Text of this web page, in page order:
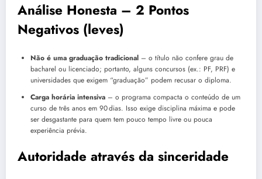
Análise Honesta – 2 Pontos
Negativos (leves)
Não é uma graduação tradicional – o título não confere grau de
bacharel ou licenciado; portanto, alguns concursos (ex.: PF, PRF) e
universidades que exigem “graduação” podem recusar o diploma.
Carga horária intensiva – o programa compacta o conteúdo de um
curso de três anos em 90 dias. Isso exige disciplina máxima e pode
ser desgastante para quem tem pouco tempo livre ou pouca
experiência prévia.
Autoridade através da sinceridade